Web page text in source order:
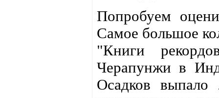
Попробуем
Самое большое
"Книги
Черапунжи в
Осадков